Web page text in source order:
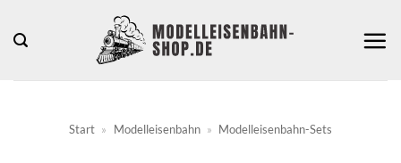
Inhalt
Start » Modelleisenbahn » Modelleisenbahn-Sets